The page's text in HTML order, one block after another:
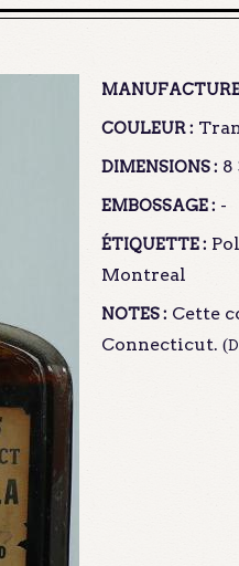
COULEUR :
DIMENSIONS : 8
EMBOSSAGE : -
ÉTIQUETTE :
Montreal
NOTES : Cette
Connecticut. (